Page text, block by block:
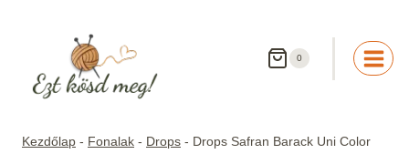
0
Kezdőlap - Fonalak - Drops - Drops Safran Barack Uni Color